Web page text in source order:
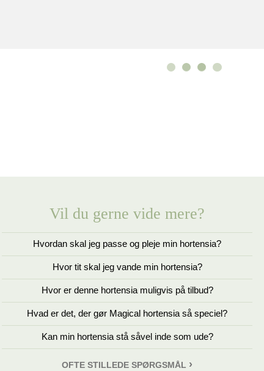
Vil du gerne vide mere?
Hvordan skal jeg passe og pleje min hortensia?
Hvor tit skal jeg vande min hortensia?
Hvor er denne hortensia muligvis på tilbud?
Hvad er det, der gør Magical hortensia så speciel?
Kan min hortensia stå såvel inde som ude?
OFTE STILLEDE SPØRGSMÅL